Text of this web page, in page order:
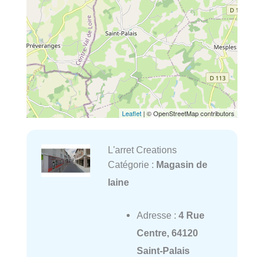
Leaflet | © OpenStreetMap contributors
L'arret Creations
Catégorie : Magasin de
laine
Adresse : 4 Rue
Centre, 64120
Saint-Palais